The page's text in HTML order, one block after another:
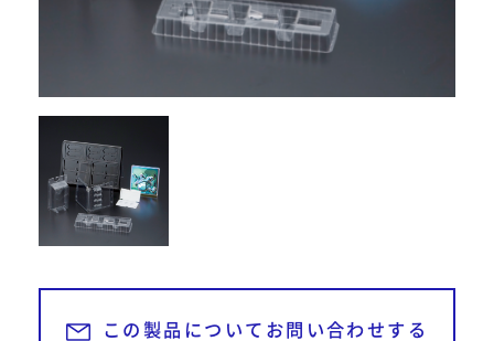
052-439-5951
営業時間 平日9:00～18:00
お問い合わせ・資料請求
この製品についてお問い合わせする